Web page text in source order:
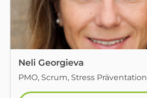
Neli Georgieva
PMO, Scrum, Stress Präventation